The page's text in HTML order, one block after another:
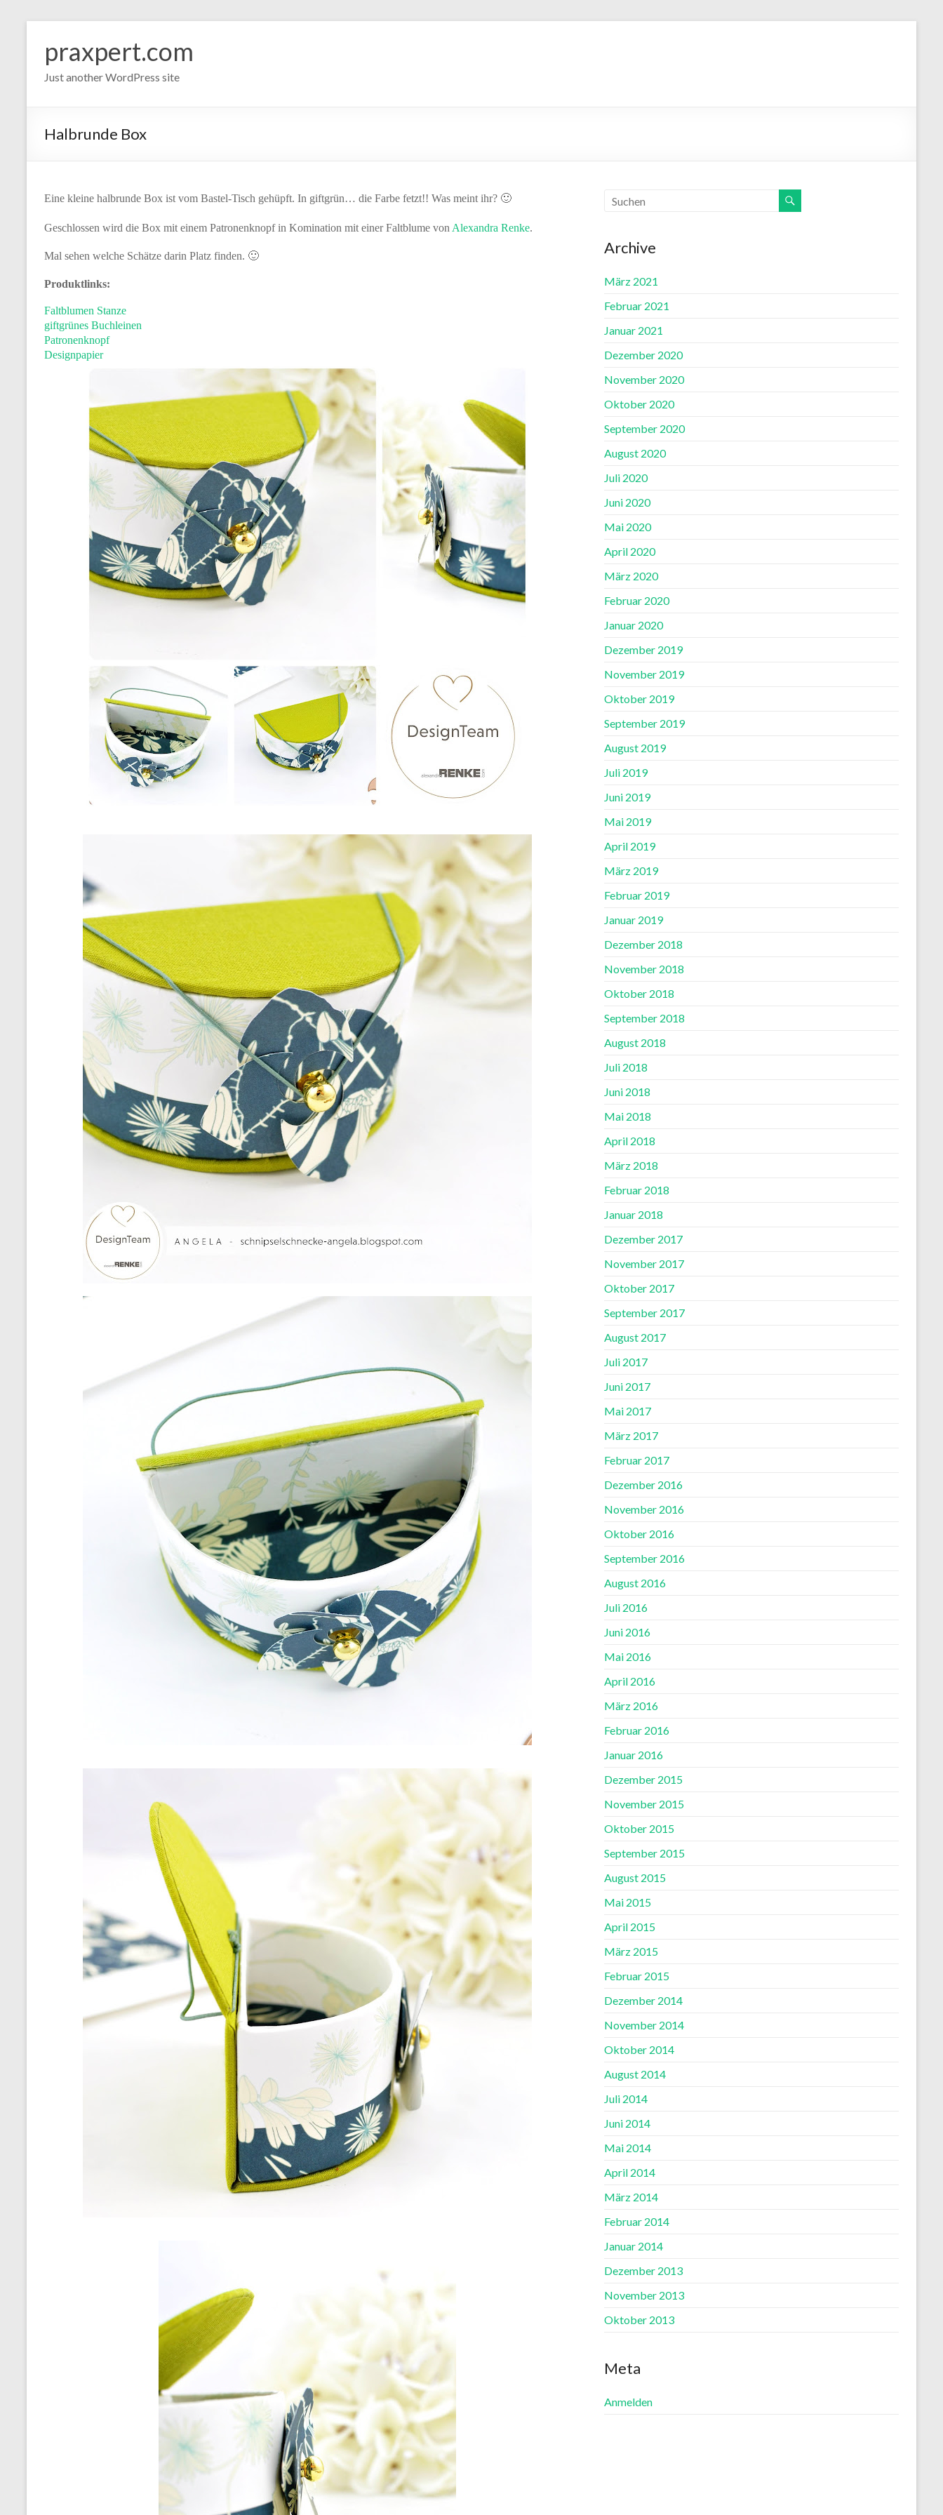
springen
praxpert.com
Just another WordPress site
Halbrunde Box
Eine kleine halbrunde Box ist vom Bastel-Tisch gehüpft. In giftgrün… die Farbe fetzt!! Was meint ihr? 🙂
Geschlossen wird die Box mit einem Patronenknopf in Komination mit einer Faltblume von Alexandra Renke.
Mal sehen welche Schätze darin Platz finden. 🙂
Produktlinks:
Faltblumen Stanze
giftgrünes Buchleinen
Patronenknopf
Designpapier
Archive
März 2021
Februar 2021
Januar 2021
Dezember 2020
November 2020
Oktober 2020
September 2020
August 2020
Juli 2020
Juni 2020
Mai 2020
April 2020
März 2020
Februar 2020
Januar 2020
Dezember 2019
November 2019
Oktober 2019
September 2019
August 2019
Juli 2019
Juni 2019
Mai 2019
April 2019
März 2019
Februar 2019
Januar 2019
Dezember 2018
November 2018
Oktober 2018
September 2018
August 2018
Juli 2018
Juni 2018
Mai 2018
April 2018
März 2018
Februar 2018
Januar 2018
Dezember 2017
November 2017
Oktober 2017
September 2017
August 2017
Juli 2017
Juni 2017
Mai 2017
März 2017
Februar 2017
Dezember 2016
November 2016
Oktober 2016
September 2016
August 2016
Juli 2016
Juni 2016
Mai 2016
April 2016
März 2016
Februar 2016
Januar 2016
Dezember 2015
November 2015
Oktober 2015
September 2015
August 2015
Mai 2015
April 2015
März 2015
Februar 2015
Dezember 2014
November 2014
Oktober 2014
August 2014
Juli 2014
Juni 2014
Mai 2014
April 2014
März 2014
Februar 2014
Januar 2014
Dezember 2013
November 2013
Oktober 2013
Meta
Anmelden